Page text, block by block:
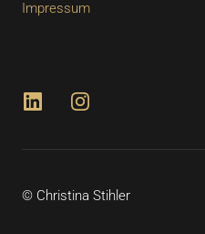
Impressum
© Christina Stihler